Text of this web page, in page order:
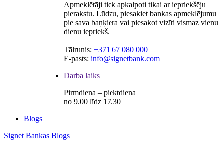
Apmeklētāji tiek apkalpoti tikai ar iepriekšēju
pierakstu. Lūdzu, piesakiet bankas apmeklējumu
pie sava baņķiera vai piesakot vizīti vismaz vienu
dienu iepriekš.
Tālrunis: +371 67 080 000
E-pasts: info@signetbank.com
Darba laiks
Pirmdiena – piektdiena
no 9.00 līdz 17.30
Blogs
Signet Bankas Blogs